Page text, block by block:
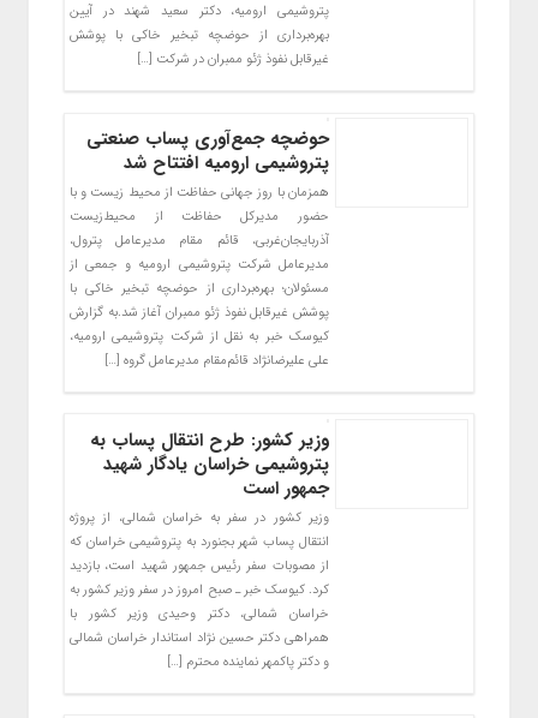
پتروشیمی ارومیه، دکتر سعید شهند در آیین
بهره‌برداری از حوضچه تبخیر خاکی با پوشش
غیرقابل نفوذ ژئو ممبران در شرکت […]
حوضچه جمع‌آوری پساب صنعتی
پتروشیمی ارومیه افتتاح شد
همزمان با روز جهانی حفاظت از محیط زیست و با
حضور مدیرکل حفاظت از محیط‌زیست
آذربایجان‌غربی، قائم مقام مدیرعامل پترول،
مدیرعامل شرکت پتروشیمی ارومیه و جمعی از
مسئولان؛ بهره‌برداری از حوضچه تبخیر خاکی با
پوشش غیرقابل نفوذ ژئو ممبران آغاز شد.به گزارش
کیوسک خبر به نقل از شرکت پتروشیمی ارومیه،
علی علیرضانژاد قائم‌مقام مدیرعامل گروه […]
وزیر کشور: طرح انتقال پساب به
پتروشیمی خراسان یادگار شهید
جمهور است
وزیر کشور در سفر به خراسان شمالی، از پروژه
انتقال پساب شهر بجنورد به پتروشیمی خراسان که
از مصوبات سفر رئیس جمهور شهید است، بازدید
کرد. کیوسک خبر ـ صبح امروز در سفر وزیر کشور به
خراسان شمالی، دکتر وحیدی وزیر کشور با
همراهی دکتر حسین نژاد استاندار خراسان شمالی
و دکتر پاکمهر نماینده محترم […]